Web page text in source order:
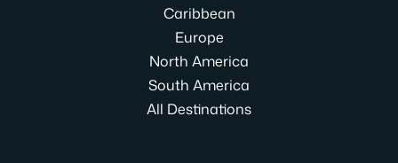
Caribbean
Europe
North America
South America
All Destinations